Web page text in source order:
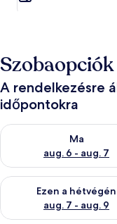
Szobaopciók
A rendelkezésre
időpontokra
Ma
aug. 6 - aug. 7
A ma esti
Ezen a hétvégén
aug. 7 - aug. 9
A mostani hétvégi